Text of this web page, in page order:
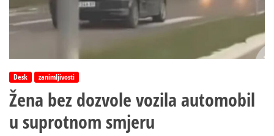
Desk zanimljivosti
Žena bez dozvole vozila automobil
u suprotnom smjeru